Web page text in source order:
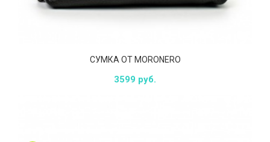
СУМКА ОТ MORONERO
3599 руб.